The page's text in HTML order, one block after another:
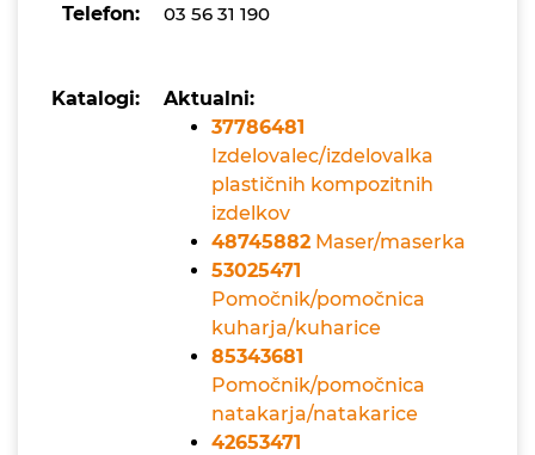
Telefon: 03 56 31 190
Katalogi:
Aktualni:
37786481
Izdelovalec/izdelovalka
plastičnih kompozitnih
izdelkov
48745882 Maser/maserka
53025471
Pomočnik/pomočnica
kuharja/kuharice
85343681
Pomočnik/pomočnica
natakarja/natakarice
42653471